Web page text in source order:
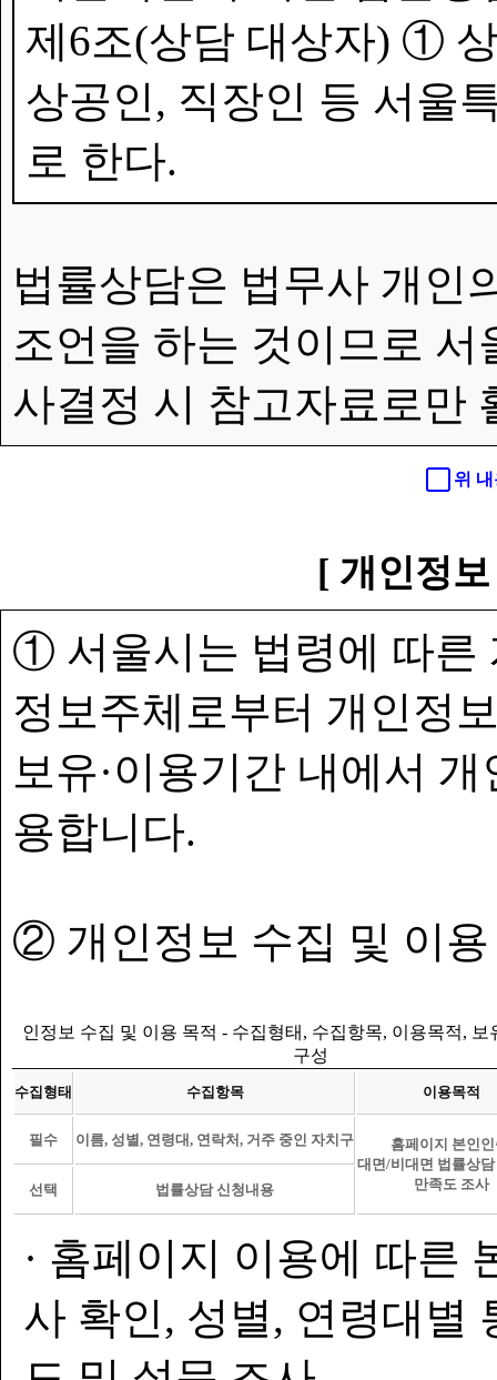
제6조(상담 대상자) ①
상공인, 직장인 등 서울
로 한다.
법률상담은 법무사 개인
조언을 하는 것이므로
사결정 시 참고자료로만
위
[ 개인정
① 서울시는 법령에 따른
정보주체로부터 개인정
보유·이용기간 내에서
용합니다.
② 개인정보 수집 및 이용
인정보 수집 및 이용 목적 - 수집형태, 수집항목, 이용목적, 보
구성
수집형태 수집항목 이용목적
필수 이름, 성별, 연령대, 연락처, 거주 중인 자치구
홈페이지 본인인
대면/비대면 법률상
만족도 조사
선택 법률상담 신청내용
· 홈페이지 이용에 따른
사 확인, 성별, 연령대별